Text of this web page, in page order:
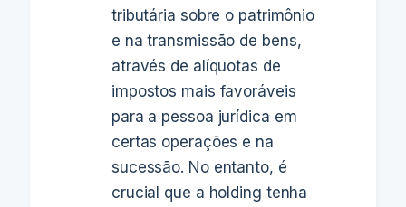
tributária sobre o patrimônio
e na transmissão de bens,
através de alíquotas de
impostos mais favoráveis
para a pessoa jurídica em
certas operações e na
sucessão. No entanto, é
crucial que a holding tenha